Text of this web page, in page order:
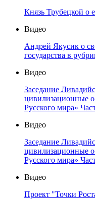
Князь Трубецкой о
Видео
Андрей Якусик о
государства в
Видео
Заседание
цивилизационные
Русского мира»
Видео
Заседание
цивилизационные
Русского мира»
Видео
Проект "Точки